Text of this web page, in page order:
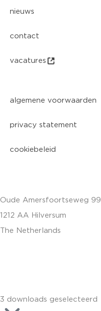
nieuws
contact
vacatures
algemene voorwaarden
privacy statement
cookiebeleid
Oude Amersfoortseweg 99
1212 AA Hilversum
The Netherlands
3 downloads geselecteerd